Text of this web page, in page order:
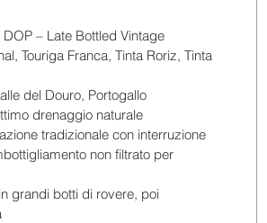
DOP – Late Bottled Vintage
Touriga Franca, Tinta Roriz, Tinta
del Douro, Portogallo
drenaggio naturale
tradizionale con interruzione
non filtrato per
grandi botti di rovere, poi